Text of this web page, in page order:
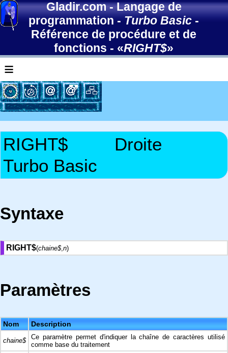
Gladir.com-Langage de
programmation-Turbo Basic-
Référence de procédure et de
fonctions - «RIGHT$»
≡
RIGHT$
Droite
Turbo Basic
Syntaxe
RIGHT$(chaine$,n)
Paramètres
Nom Description
chaine$
Ce paramètre permet d'indiquer la chaîne de caractères utilisé
comme base du traitement